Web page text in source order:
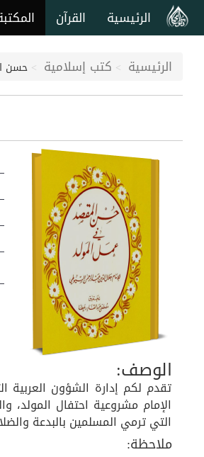
القرآن الرئيسية
الرئيسية كتب إسلامية حسن
الوصف:
تقدم لكم إدارة الشؤون العربية
الإمام مشروعية احتفال
التي ترمي المسلمين بالبدعة
ملاحظة: